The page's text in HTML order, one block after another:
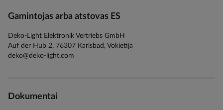
Gamintojas arba atstovas ES
Deko-Light Elektronik Vertriebs GmbH
Auf der Hub 2, 76307 Karlsbad, Vokietija
deko@deko-light.com
Dokumentai